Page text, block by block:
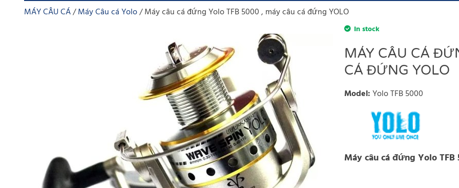
MÁY CÂU CÁ Máy Câu cá Yolo Máy câu cá đứng Yolo TFB 5000 , máy câu cá đứng YOLO
In stock
MÁY CÂU CÁ
CÁ ĐỨNG YOLO
Model:Yolo TFB 5000
Máy câu cá đứng Yolo